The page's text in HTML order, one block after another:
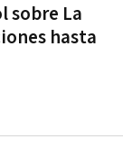
sobre La
hasta